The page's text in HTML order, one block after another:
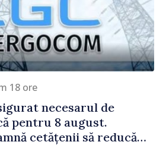
18 ore
necesarul de
pentru 8 august.
cetățenii să reducă